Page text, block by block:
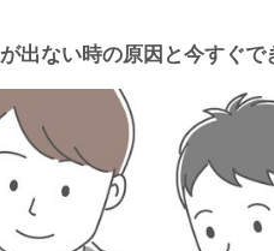
出ない時の原因と今すぐで